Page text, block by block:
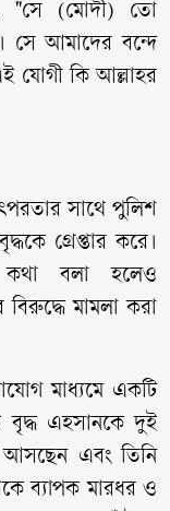
"সে (মোদী) তো
সে আমাদের বন্দে
যোগী কি আল্লাহর
সাথে পুলিশ
গ্রেপ্তার করে।
কথা বলা হলেও
মামলা করা
মাধ্যমে একটি
বৃদ্ধ এহসানকে দুই
আসছেন এবং তিনি
ব্যাপক মারধর ও